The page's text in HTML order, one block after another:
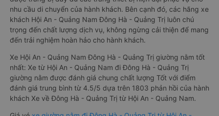
nhu cầu di chuyển của hành khách. Bên cạnh đó, các hãng xe
khách Hội An - Quảng Nam Đông Hà - Quảng Trị luôn chú
trọng đến chất lượng dịch vụ, không ngừng cải thiện để mang
đến trải nghiệm hoàn hảo cho hành khách.
Xe Hội An - Quảng Nam Đông Hà - Quảng Trị giường nằm tốt
nhất: Xe từ Hội An - Quảng Nam đi Đông Hà - Quảng Trị
giường nằm được đánh giá chung chất lượng Tốt với điểm
đánh giá trung bình từ 4.5/5 dựa trên 1803 phản hồi của hành
khách Xe về Đông Hà - Quảng Trị từ Hội An - Quảng Nam.